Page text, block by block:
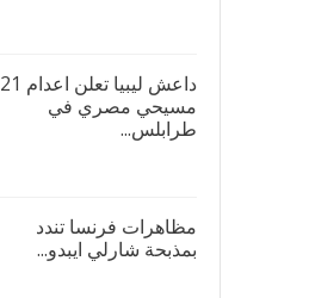
داعش ليبيا تعلن اعدام 21
مسيحي مصري في
طرابلس...
مظاهرات فرنسا تندد
بمذبحة شارلي ايبدو...